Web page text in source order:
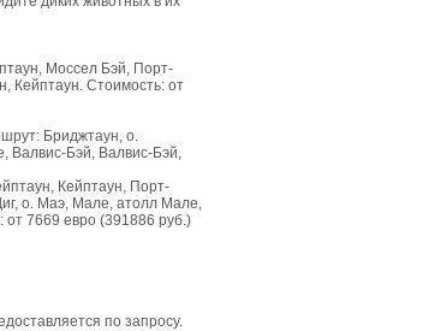
Моссел Бэй, Порт-
Кейптаун. Стоимость: от
Бриджтаун, о.
, Валвис-Бэй, Валвис-Бэй,
Кейптаун, Порт-
о. Маэ, Мале, атолл Мале,
от 7669 евро (391886 руб.)
по запросу.